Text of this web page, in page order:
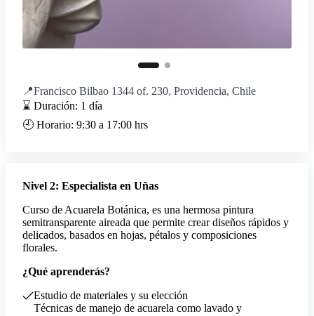
📍Francisco Bilbao 1344 of. 230, Providencia, Chile
⌛ Duración: 1 día
🕘 Horario: 9:30 a 17:00 hrs
Nivel 2: Especialista en Uñas
Curso de Acuarela Botánica, es una hermosa pintura
semitransparente aireada que permite crear diseños rápidos y
delicados, basados en hojas, pétalos y composiciones
florales.
¿Qué aprenderás?
Estudio de materiales y su elección
Técnicas de manejo de acuarela como lavado y